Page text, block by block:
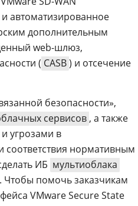
автоматизированное
дополнительным
web-шлюз,
( CASB) и отсечение
безопасности»,
сервисов , а также
угрозами в
нормативным
ИБ мультиоблака
помочь заказчикам
VMware Secure State